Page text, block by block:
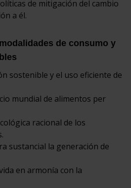
de mitigación del cambio
a él.
de consumo y
sostenible y el uso eficiente de
mundial de alimentos per
racional de los
sustancial la generación de
en armonía con la